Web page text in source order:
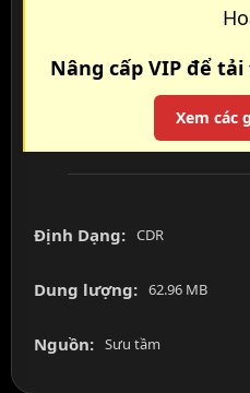
Nâng cấp VIP để
Xem các
Định Dạng: CDR
Dung lượng: 62.96 MB
Nguồn: Sưu tầm